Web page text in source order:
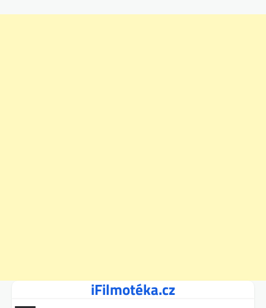
iFilmotéka.cz